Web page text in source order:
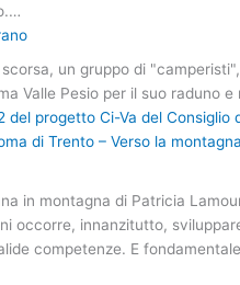
un gruppo di
Valle Pesio per il suo raduno
del progetto Ci-Va del Consiglio
di Trento – Verso la
in montagna di Patricia
occorre, innanzitutto,
competenze. E